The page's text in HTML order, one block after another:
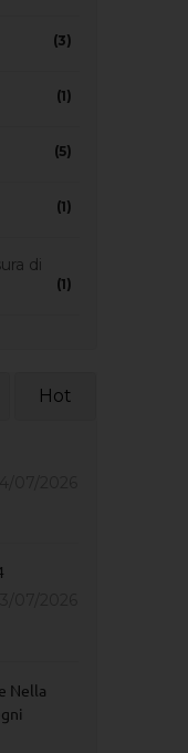
(3)
(1)
(5)
(1)
di
(1)
Hot
Nella